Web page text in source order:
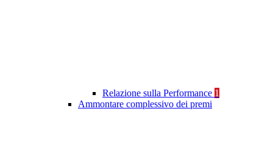
Relazione sulla Performance 1
Ammontare complessivo dei premi